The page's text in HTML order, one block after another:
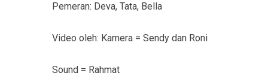
Pemeran: Deva, Tata, Bella
Video oleh: Kamera = Sendy dan Roni
Sound = Rahmat